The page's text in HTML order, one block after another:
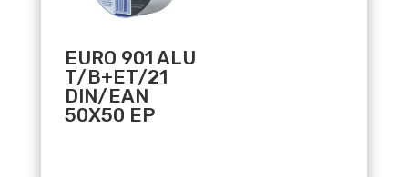
EURO 901 ALU
T/B+ET/21
DIN/EAN
50X50 EP